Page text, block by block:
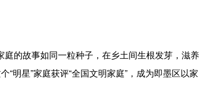
的故事如同一粒种子，在乡土间生根发芽，滋养
“明星”家庭获评“全国文明家庭”，成为即墨区以家